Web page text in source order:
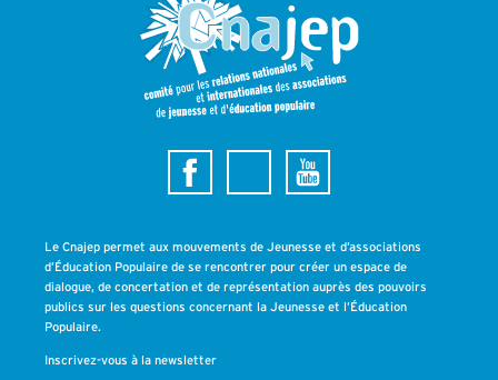
Le Cnajep permet aux mouvements de Jeunesse et d’associations
d’Éducation Populaire de se rencontrer pour créer un espace de
dialogue, de concertation et de représentation auprès des pouvoirs
publics sur les questions concernant la Jeunesse et l’Éducation
Populaire.
Inscrivez-vous à la newsletter